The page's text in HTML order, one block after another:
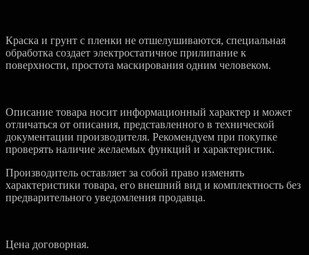
Краска и грунт с пленки не отшелушиваются, специальная
обработка создает электростатичное прилипание к
поверхности, простота маскирования одним человеком.
Описание товара носит информационный характер и может
отличаться от описания, представленного в технической
документации производителя. Рекомендуем при покупке
проверять наличие желаемых функций и характеристик.
Производитель оставляет за собой право изменять
характеристики товара, его внешний вид и комплектность без
предварительного уведомления продавца.
Цена договорная.